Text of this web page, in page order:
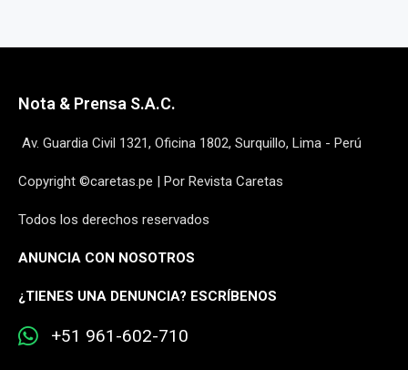
Nota & Prensa S.A.C.
Av. Guardia Civil 1321, Oficina 1802, Surquillo, Lima - Perú
Copyright ©caretas.pe | Por Revista Caretas
Todos los derechos reservados
ANUNCIA CON NOSOTROS
¿TIENES UNA DENUNCIA? ESCRÍBENOS
+51 961-602-710